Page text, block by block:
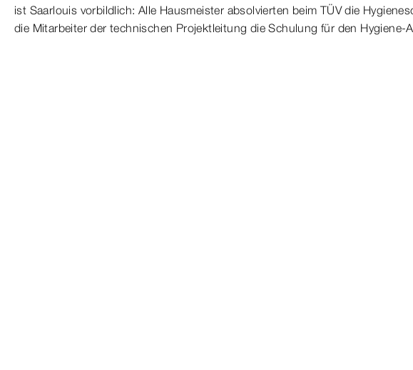
ist Saarlouis vorbildlich: Alle Hausmeister absolvierten beim TÜV die
die Mitarbeiter der technischen Projektleitung die Schulung für den Hygiene-